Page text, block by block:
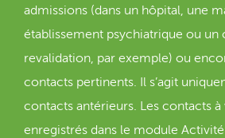
admissions (dans un hôpital, une
établissement psychiatrique ou un
revalidation, par exemple) ou
contacts pertinents. Il s’agit
contacts antérieurs. Les contacts
enregistrés dans le module